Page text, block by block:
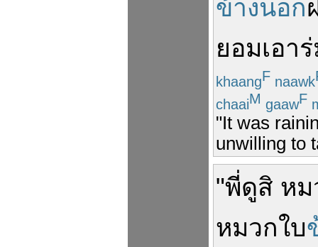
ข้างนอก
ยอมเอา
khaangF naawk
chaaiM gaawF
"It was
unwilling to
"พี่ดูสิ หม
หมวกใบ